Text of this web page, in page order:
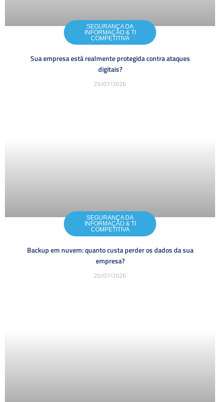
SEGURANÇA DA
INFORMAÇÃO & TI
COMPETITIVA
Sua empresa está realmente protegida contra ataques
digitais?
25/07/2026
SEGURANÇA DA
INFORMAÇÃO & TI
COMPETITIVA
Backup em nuvem: quanto custa perder os dados da sua
empresa?
20/07/2026